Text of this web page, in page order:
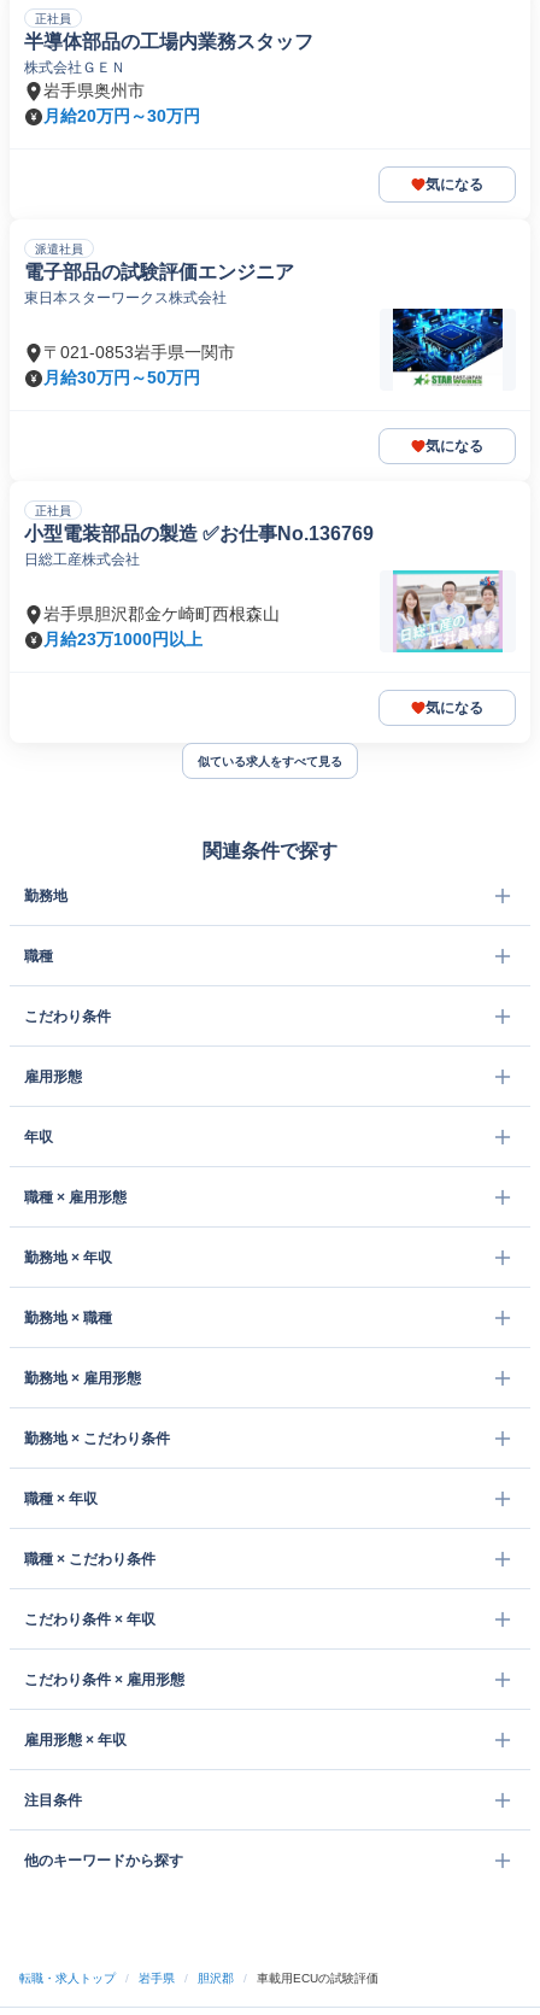
正社員
半導体部品の工場内業務スタッフ
株式会社ＧＥＮ
岩手県奥州市
月給20万円～30万円
気になる
派遣社員
電子部品の試験評価エンジニア
東日本スターワークス株式会社
〒021-0853岩手県一関市
月給30万円～50万円
気になる
正社員
小型電装部品の製造 ✅お仕事No.136769
日総工産株式会社
岩手県胆沢郡金ケ崎町西根森山
月給23万1000円以上
気になる
似ている求人をすべて見る
関連条件で探す
勤務地
職種
こだわり条件
雇用形態
年収
職種 × 雇用形態
勤務地 × 年収
勤務地 × 職種
勤務地 × 雇用形態
勤務地 × こだわり条件
職種 × 年収
職種 × こだわり条件
こだわり条件 × 年収
こだわり条件 × 雇用形態
雇用形態 × 年収
注目条件
他のキーワードから探す
転職・求人トップ / 岩手県 / 胆沢郡 / 車載用ECUの試験評価